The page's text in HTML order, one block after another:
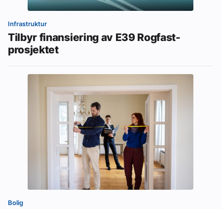
Infrastruktur
Tilbyr finansiering av E39 Rogfast-
prosjektet
Bolig